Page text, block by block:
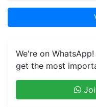
We're on
get the most